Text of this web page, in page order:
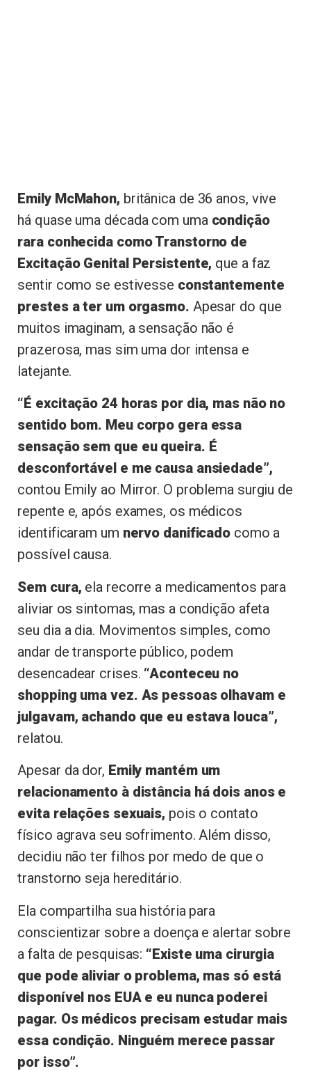
Emily McMahon, britânica de 36 anos, vive
há quase uma década com uma condição
rara conhecida como Transtorno de
Excitação Genital Persistente, que a faz
sentir como se estivesse constantemente
prestes a ter um orgasmo. Apesar do que
muitos imaginam, a sensação não é
prazerosa, mas sim uma dor intensa e
latejante.
“É excitação 24 horas por dia, mas não no
sentido bom. Meu corpo gera essa
sensação sem que eu queira. É
desconfortável e me causa ansiedade”,
contou Emily ao Mirror. O problema surgiu de
repente e, após exames, os médicos
identificaram um nervo danificado como a
possível causa.
Sem cura, ela recorre a medicamentos para
aliviar os sintomas, mas a condição afeta
seu dia a dia. Movimentos simples, como
andar de transporte público, podem
desencadear crises. “Aconteceu no
shopping uma vez. As pessoas olhavam e
julgavam, achando que eu estava louca”,
relatou.
Apesar da dor, Emily mantém um
relacionamento à distância há dois anos e
evita relações sexuais, pois o contato
físico agrava seu sofrimento. Além disso,
decidiu não ter filhos por medo de que o
transtorno seja hereditário.
Ela compartilha sua história para
conscientizar sobre a doença e alertar sobre
a falta de pesquisas: “Existe uma cirurgia
que pode aliviar o problema, mas só está
disponível nos EUA e eu nunca poderei
pagar. Os médicos precisam estudar mais
essa condição. Ninguém merece passar
por isso”.